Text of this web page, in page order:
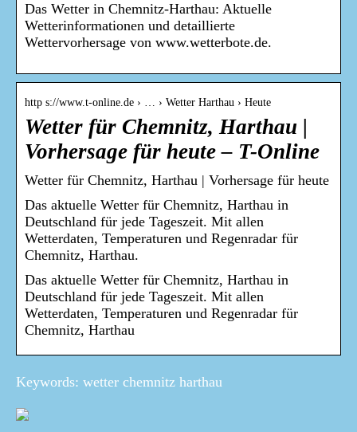
Das Wetter in Chemnitz-Harthau: Aktuelle
Wetterinformationen und detaillierte
Wettervorhersage von www.wetterbote.de.
http s://www.t-online.de › … › Wetter Harthau › Heute
Wetter für Chemnitz, Harthau |
Vorhersage für heute – T-Online
Wetter für Chemnitz, Harthau | Vorhersage für heute
Das aktuelle Wetter für Chemnitz, Harthau in
Deutschland für jede Tageszeit. Mit allen
Wetterdaten, Temperaturen und Regenradar für
Chemnitz, Harthau.
Das aktuelle Wetter für Chemnitz, Harthau in
Deutschland für jede Tageszeit. Mit allen
Wetterdaten, Temperaturen und Regenradar für
Chemnitz, Harthau
Keywords: wetter chemnitz harthau